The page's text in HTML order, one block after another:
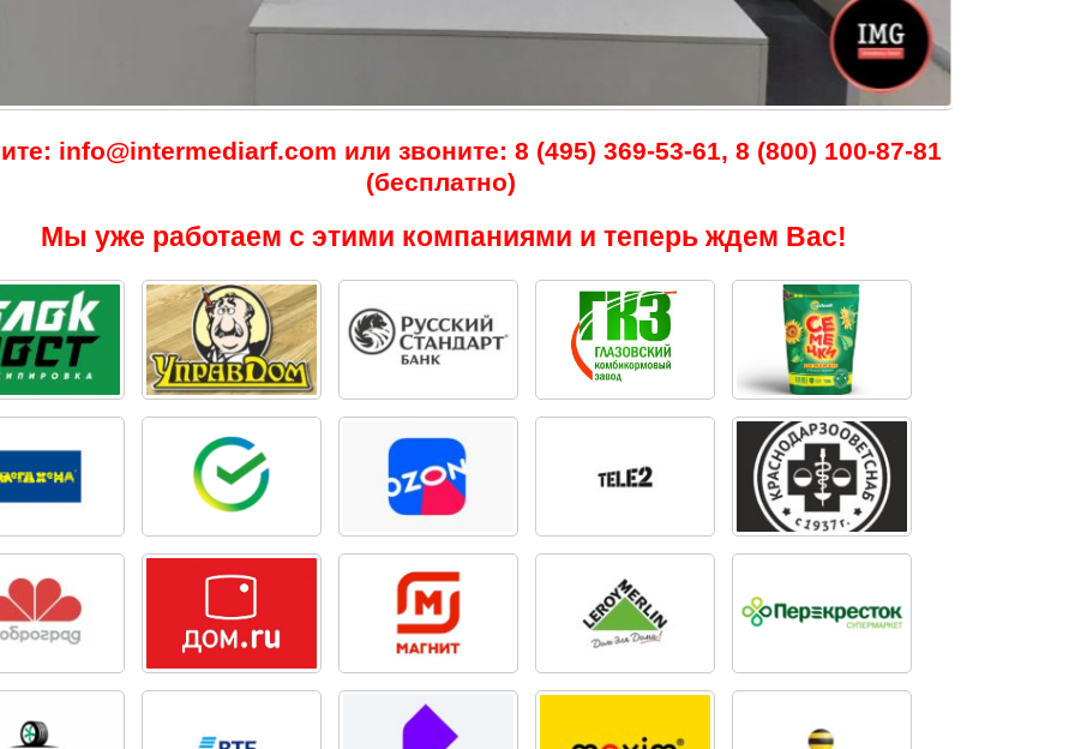
info@intermediarf.com или звоните: 8 (495) 369-53-61, 8 (800) 100-87-81
(бесплатно)
Мы уже работаем с этими компаниями и теперь ждем Вас!